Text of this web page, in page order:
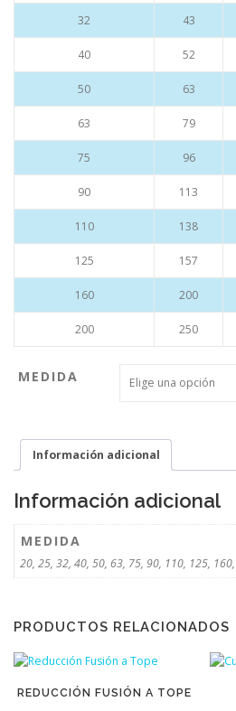
32 43
40 52
50 63
63 79
75 96
90 113
110 138
125 157
160 200
200 250
MEDIDA
Información adicional
Información adicional
MEDIDA
20, 25, 32, 40, 50, 63, 75, 90, 110, 125,
PRODUCTOS RELACIONADOS
REDUCCIÓN FUSIÓN A TOPE